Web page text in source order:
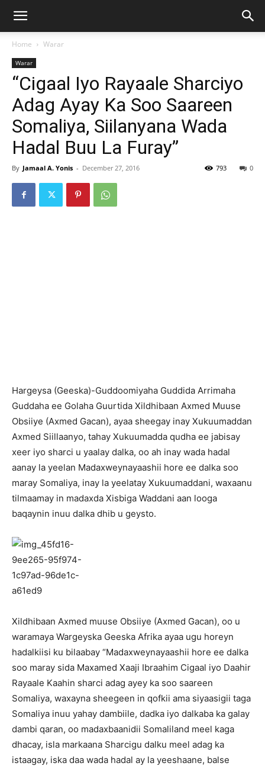
Home Warar
Warar
“Cigaal Iyo Rayaale Sharciyo
Adag Ayay Ka Soo Saareen
Somaliya, Siilanyana Wada
Hadal Buu La Furay”
By Jamaal A. Yonis - December 27, 2016 0
793
Hargeysa (Geeska)-Guddoomiyaha Guddida Arrimaha
Guddaha ee Golaha Guurtida Xildhibaan Axmed Muuse
Obsiiye (Axmed Gacan), ayaa sheegay inay Xukuumaddan
Axmed Siillaanyo, tahay Xukuumadda qudha ee jabisay
xeer iyo sharci u yaalay dalka, oo ah inay wada hadal
aanay la yeelan Madaxweynayaashii hore ee dalka soo
maray Somaliya, inay la yeelatay Xukuumaddani, waxaanu
tilmaamay in madaxda Xisbiga Waddani aan looga
baqaynin inuu dalka dhib u geysto.
Xildhibaan Axmed muuse Obsiiye (Axmed Gacan), oo u
waramaya Wargeyska Geeska Afrika ayaa ugu horeyn
hadalkiisi ku bilaabay “Madaxweynayaashii hore ee dalka
soo maray sida Maxamed Xaaji Ibraahim Cigaal iyo Daahir
Rayaale Kaahin sharci adag ayey ka soo saareen
Somaliya, waxayna sheegeen in qofkii ama siyaasigii taga
Somaliya inuu yahay dambiile, dadka iyo dalkaba ka galay
dambi qaran, oo madaxbaanidii Somaliland meel kaga
dhacay, isla markaana Sharcigu dalku meel adag ka
istaagay, iska daa wada hadal ay la yeeshaane, balse